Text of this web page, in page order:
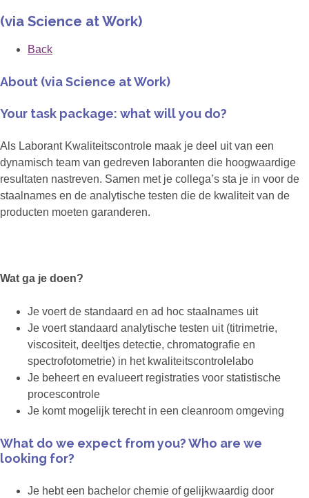
(via Science at Work)
Back
About (via Science at Work)
Your task package: what will you do?
Als Laborant Kwaliteitscontrole maak je deel uit van een
dynamisch team van gedreven laboranten die hoogwaardige
resultaten nastreven. Samen met je collega’s sta je in voor de
staalnames en de analytische testen die de kwaliteit van de
producten moeten garanderen.
Wat ga je doen?
Je voert de standaard en ad hoc staalnames uit
Je voert standaard analytische testen uit (titrimetrie,
viscositeit, deeltjes detectie, chromatografie en
spectrofotometrie) in het kwaliteitscontrolelabo
Je beheert en evalueert registraties voor statistische
procescontrole
Je komt mogelijk terecht in een cleanroom omgeving
What do we expect from you? Who are we
looking for?
Je hebt een bachelor chemie of gelijkwaardig door